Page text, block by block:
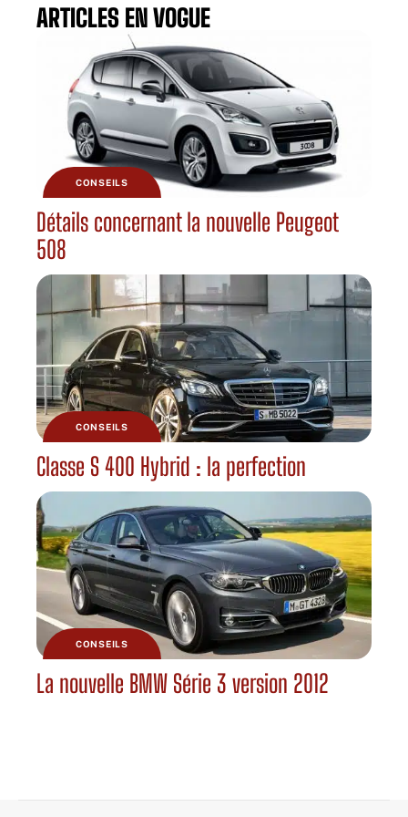
ARTICLES EN VOGUE
CONSEILS
Détails concernant la nouvelle Peugeot
508
CONSEILS
Classe S 400 Hybrid : la perfection
CONSEILS
La nouvelle BMW Série 3 version 2012